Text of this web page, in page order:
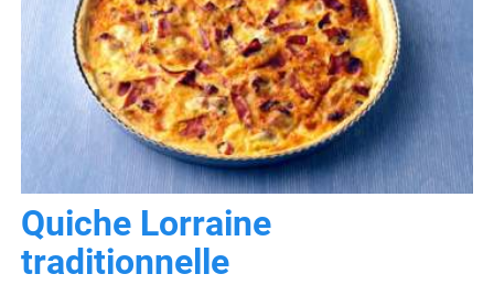
Quiche Lorraine
traditionnelle